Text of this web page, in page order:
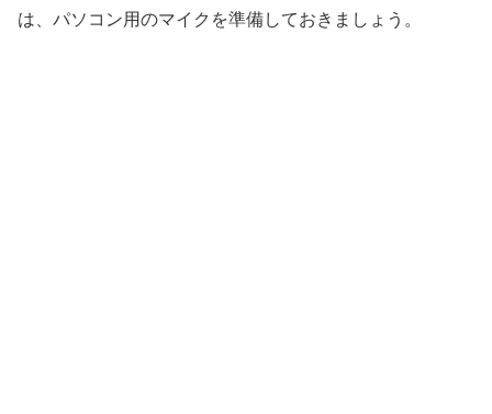
は、パソコン用のマイクを準備しておきましょう。